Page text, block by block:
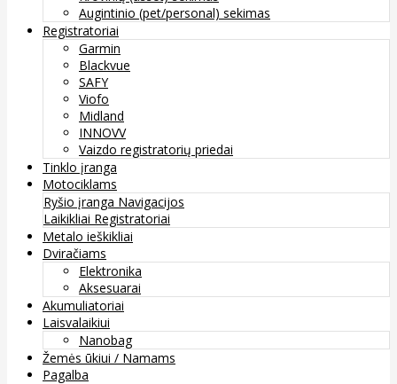
Augintinio (pet/personal) sekimas
Registratoriai
Garmin
Blackvue
SAFY
Viofo
Midland
INNOVV
Vaizdo registratorių priedai
Tinklo įranga
Motociklams
Ryšio įranga Navigacijos
Laikikliai Registratoriai
Metalo ieškikliai
Dviračiams
Elektronika
Aksesuarai
Akumuliatoriai
Laisvalaikiui
Nanobag
Žemės ūkiui / Namams
Pagalba